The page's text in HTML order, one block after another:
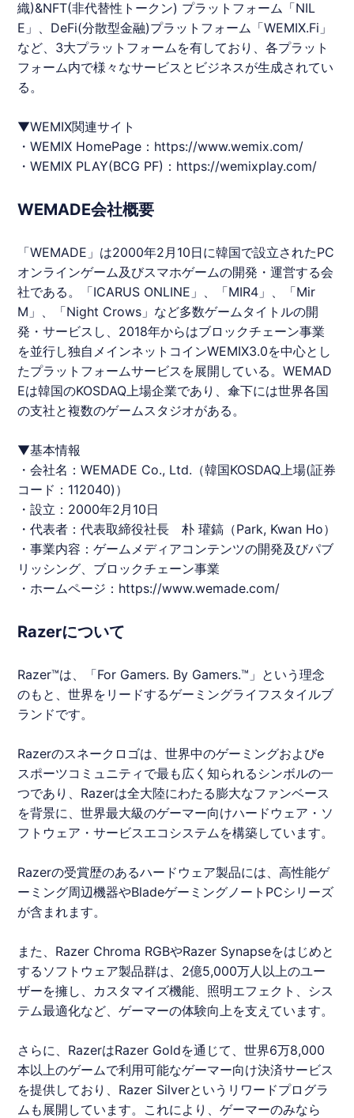
織)&NFT(非代替性トークン) プラットフォーム「NIL
E」、DeFi(分散型金融)プラットフォーム「WEMIX.Fi」
など、3大プラットフォームを有しており、各プラット
フォーム内で様々なサービスとビジネスが生成されてい
る。
▼WEMIX関連サイト
・WEMIX HomePage： https://www.wemix.com/
・WEMIX PLAY(BCG PF)： https://wemixplay.com/
WEMADE会社概要
「WEMADE」は2000年2月10日に韓国で設立されたPC
オンラインゲーム及びスマホゲームの開発・運営する会
社である。「ICARUS ONLINE」、「MIR4」、「Mir
M」、「Night Crows」など多数ゲームタイトルの開
発・サービスし、2018年からはブロックチェーン事業
を並行し独自メインネットコインWEMIX3.0を中心とし
たプラットフォームサービスを展開している。WEMAD
Eは韓国のKOSDAQ上場企業であり、傘下には世界各国
の支社と複数のゲームスタジオがある。
▼基本情報
・会社名：WEMADE Co., Ltd.（韓国KOSDAQ上場(証券
コード：112040)）
・設立：2000年2月10日
・代表者：代表取締役社長 朴 瓘鎬（Park, Kwan Ho）
・事業内容：ゲームメディアコンテンツの開発及びパブ
リッシング、ブロックチェーン事業
・ホームページ： https://www.wemade.com/
Razerについて
Razer™は、「For Gamers. By Gamers.™」という理念
のもと、世界をリードするゲーミングライフスタイルブ
ランドです。
Razerのスネークロゴは、世界中のゲーミングおよびe
スポーツコミュニティで最も広く知られるシンボルの一
つであり、Razerは全大陸にわたる膨大なファンベース
を背景に、世界最大級のゲーマー向けハードウェア・ソ
フトウェア・サービスエコシステムを構築しています。
Razerの受賞歴のあるハードウェア製品には、高性能ゲ
ーミング周辺機器やBladeゲーミングノートPCシリーズ
が含まれます。
また、Razer Chroma RGBやRazer Synapseをはじめと
するソフトウェア製品群は、2億5,000万人以上のユー
ザーを擁し、カスタマイズ機能、照明エフェクト、シス
テム最適化など、ゲーマーの体験向上を支えています。
さらに、RazerはRazer Goldを通じて、世界6万8,000
本以上のゲームで利用可能なゲーマー向け決済サービス
を提供しており、Razer Silverというリワードプログラ
ムも展開しています。これにより、ゲーマーのみなら